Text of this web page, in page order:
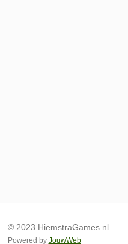
© 2023 HiemstraGames.nl
Powered by JouwWeb